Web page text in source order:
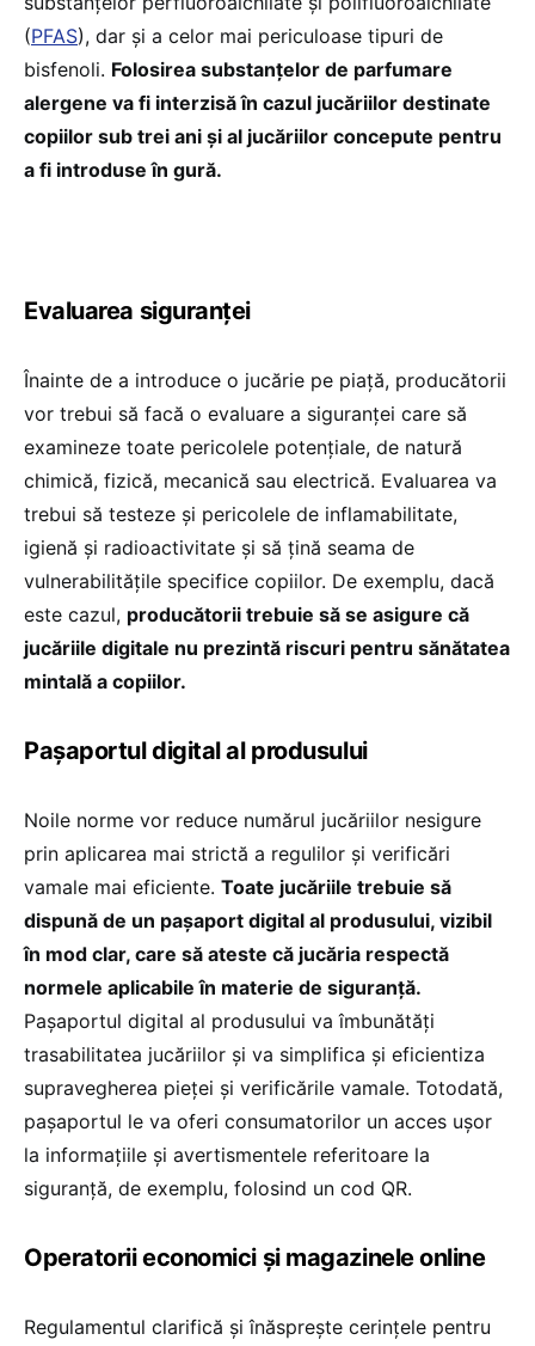
(PFAS), dar și a celor mai periculoase tipuri de
bisfenoli. Folosirea substanțelor de parfumare
alergene va fi interzisă în cazul jucăriilor destinate
copiilor sub trei ani și al jucăriilor concepute pentru
a fi introduse în gură.
Evaluarea siguranței
Înainte de a introduce o jucărie pe piață, producătorii
vor trebui să facă o evaluare a siguranței care să
examineze toate pericolele potențiale, de natură
chimică, fizică, mecanică sau electrică. Evaluarea va
trebui să testeze și pericolele de inflamabilitate,
igienă și radioactivitate și să țină seama de
vulnerabilitățile specifice copiilor. De exemplu, dacă
este cazul, producătorii trebuie să se asigure că
jucăriile digitale nu prezintă riscuri pentru sănătatea
mintală a copiilor.
Pașaportul digital al produsului
Noile norme vor reduce numărul jucăriilor nesigure
prin aplicarea mai strictă a regulilor și verificări
vamale mai eficiente. Toate jucăriile trebuie să
dispună de un pașaport digital al produsului, vizibil
în mod clar, care să ateste că jucăria respectă
normele aplicabile în materie de siguranță.
Pașaportul digital al produsului va îmbunătăți
trasabilitatea jucăriilor și va simplifica și eficientiza
supravegherea pieței și verificările vamale. Totodată,
pașaportul le va oferi consumatorilor un acces ușor
la informațiile și avertismentele referitoare la
siguranță, de exemplu, folosind un cod QR.
Operatorii economici și magazinele online
Regulamentul clarifică și înăsprește cerințele pentru